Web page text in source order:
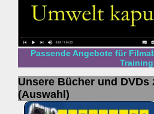
Passende Angebote für
Unsere Bücher und DVDs
(Auswahl)